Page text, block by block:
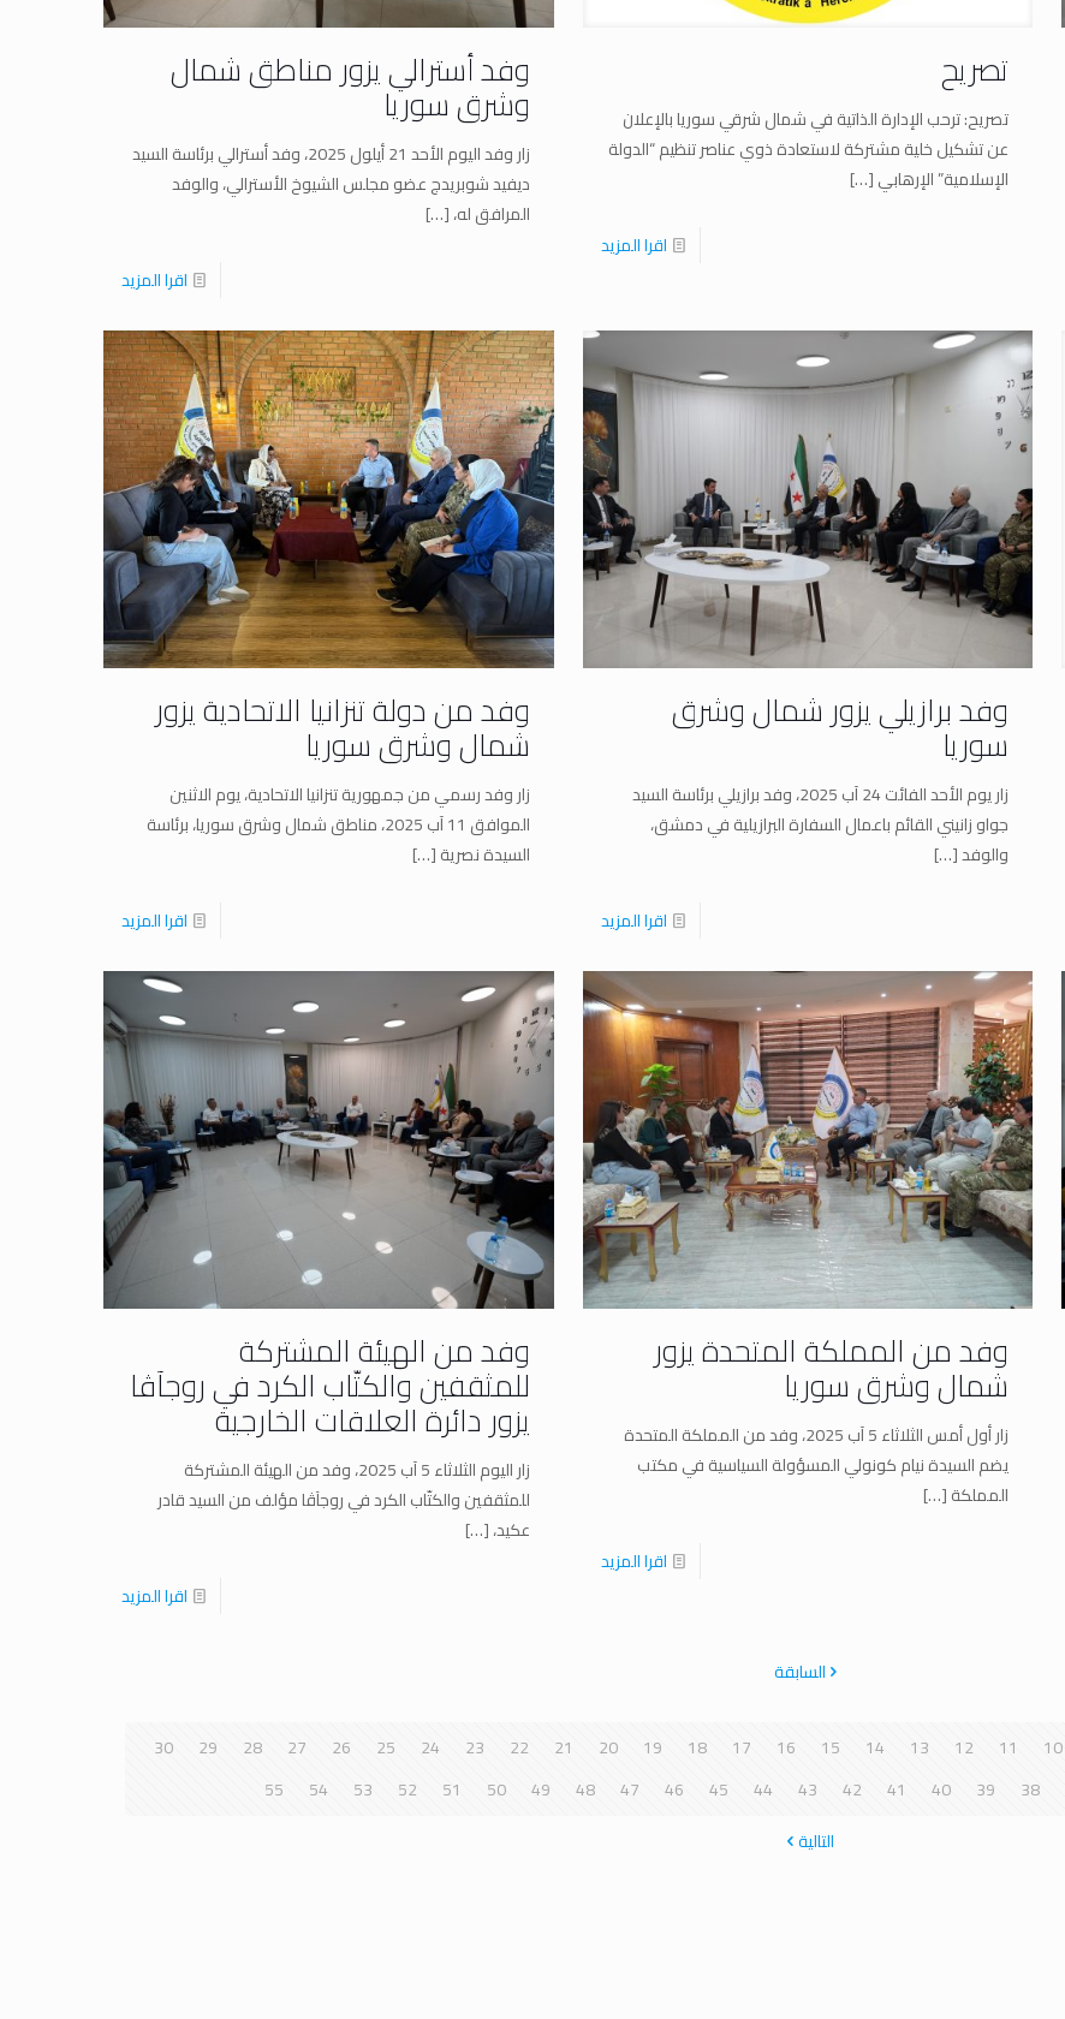
تصريح
تصريح: ترحب الإدارة الذاتية في شمال شرقي سوريا بالإعلان
عن تشكيل خلية مشتركة لاستعادة ذوي عناصر تنظيم “الدولة
الإسلامية” الإرهابي[…]
اقرا المزيد
وفد أسترالي يزور مناطق شمال
وشرق سوريا
زار وفد اليوم الأحد 21 أيلول 2025، وفد أسترالي برئاسة السيد
ديفيد شوبريدج عضو مجلس الشيوخ الأسترالي، والوفد
المرافق له،[…]
اقرا المزيد
وفد برازيلي يزور شمال وشرق
سوريا
زار يوم الأحد الفائت 24 آب 2025، وفد برازيلي برئاسة السيد
جواو زانيني القائم باعمال السفارة البرازيلية في دمشق،
والوفد[…]
اقرا المزيد
وفد من دولة تنزانيا الاتحادية يزور
شمال وشرق سوريا
زار وفد رسمي من جمهورية تنزانيا الاتحادية، يوم الاثنين
الموافق 11 آب 2025، مناطق شمال وشرق سوريا، برئاسة
السيدة نصرية[…]
اقرا المزيد
وفد من المملكة المتحدة يزور
شمال وشرق سوريا
زار أول أمس الثلاثاء 5 آب 2025، وفد من المملكة المتحدة
يضم السيدة نيام كونولي المسؤولة السياسية في مكتب
المملكة[…]
اقرا المزيد
وفد من الهيئة المشتركة
للمثقفين والكتّاب الكرد في روجآڤا
يزور دائرة العلاقات الخارجية
زار اليوم الثلاثاء 5 آب 2025، وفد من الهيئة المشتركة
للمثقفين والكتّاب الكرد في روجآڤا مؤلف من السيد قادر
عكيد،[…]
اقرا المزيد
السابقة
10
11
12
13
14
15
16
17
18
19
20
21
22
23
24
25
26
27
28
29
30
38
39
40
41
42
43
44
45
46
47
48
49
50
51
52
53
54
55
التالية